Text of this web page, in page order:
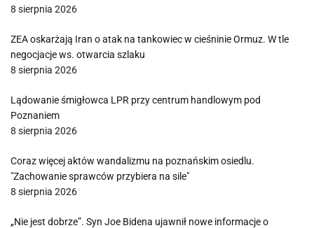
8 sierpnia 2026
ZEA oskarżają Iran o atak na tankowiec w cieśninie Ormuz. W tle
negocjacje ws. otwarcia szlaku
8 sierpnia 2026
Lądowanie śmigłowca LPR przy centrum handlowym pod
Poznaniem
8 sierpnia 2026
Coraz więcej aktów wandalizmu na poznańskim osiedlu.
"Zachowanie sprawców przybiera na sile"
8 sierpnia 2026
„Nie jest dobrze”. Syn Joe Bidena ujawnił nowe informacje o